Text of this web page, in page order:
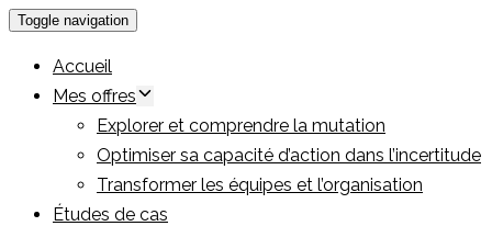
Toggle navigation
Accueil
Mes offres
Explorer et comprendre la mutation
Optimiser sa capacité d’action dans l’incertitude
Transformer les équipes et l’organisation
Études de cas